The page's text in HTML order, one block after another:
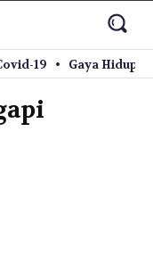
19 Gaya Hidup